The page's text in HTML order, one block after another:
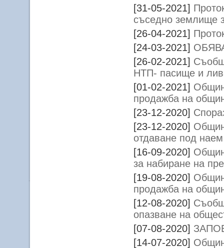
[31-05-2021]
съседно землище
[26-04-2021]
[24-03-2021]
[26-02-2021]
НТП- пасище и
[01-02-2021]
продажба на
[23-12-2020]
[23-12-2020]
отдаване под
[16-09-2020]
за набиране на
[19-08-2020]
продажба на
[12-08-2020]
опазване на
[07-08-2020]
[14-07-2020]